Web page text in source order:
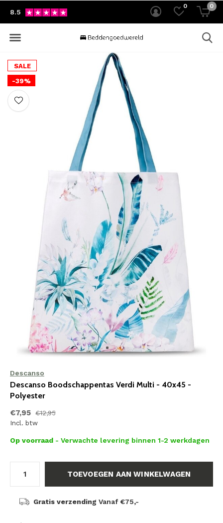
0 0
8.5
SALE
-39%
Descanso
Descanso Boodschappentas Verdi Multi - 40x45 -
Polyester
€7,95 €12,95
Incl. btw
Op voorraad - Verwachte levering binnen 1-2 werkdagen
TOEVOEGEN AAN WINKELWAGEN
Gratis verzending Vanaf €75,-